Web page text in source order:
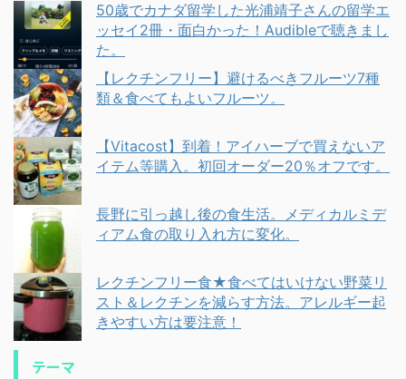
50歳でカナダ留学した光浦靖子さんの留学エ
ッセイ2冊・面白かった！Audibleで聴きまし
た。
【レクチンフリー】避けるべきフルーツ7種
類＆食べてもよいフルーツ。
【Vitacost】到着！アイハーブで買えないア
イテム等購入。初回オーダー20％オフです。
長野に引っ越し後の食生活。メディカルミデ
ィアム食の取り入れ方に変化。
レクチンフリー食★食べてはいけない野菜リ
スト＆レクチンを減らす方法。アレルギー起
きやすい方は要注意！
テーマ